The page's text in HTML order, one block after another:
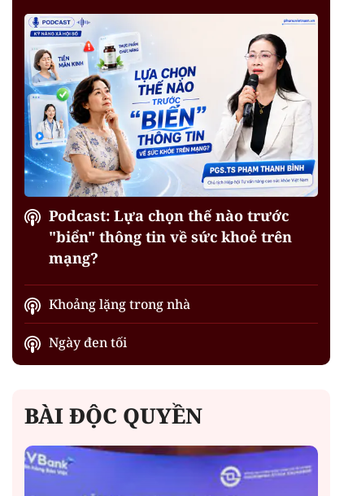
Podcast: Lựa chọn thế nào trước
"biển" thông tin về sức khoẻ trên
mạng?
Khoảng lặng trong nhà
Ngày đen tối
BÀI ĐỘC QUYỀN